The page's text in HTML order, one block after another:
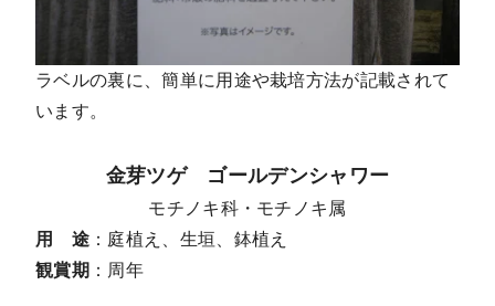
ラベルの裏に、簡単に用途や栽培方法が記載されて
います。
金芽ツゲ ゴールデンシャワー
モチノキ科・モチノキ属
用 途：庭植え、生垣、鉢植え
観賞期 ：周年